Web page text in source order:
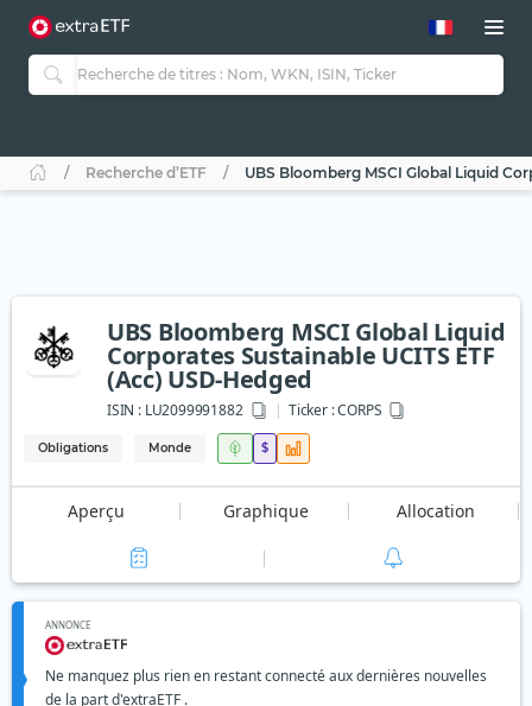
Recherche d’ETF UBS Bloomberg MSCI Global Liquid
UBS Bloomberg MSCI Global Liquid
Corporates Sustainable UCITS ETF
(Acc) USD-Hedged
ISIN :LU2099991882 Ticker :CORPS
Obligations Monde $
Aperçu Graphique Allocation
ANNONCE
Ne manquez plus rien en restant connecté aux dernières nouvelles
de la part d'extraETF .